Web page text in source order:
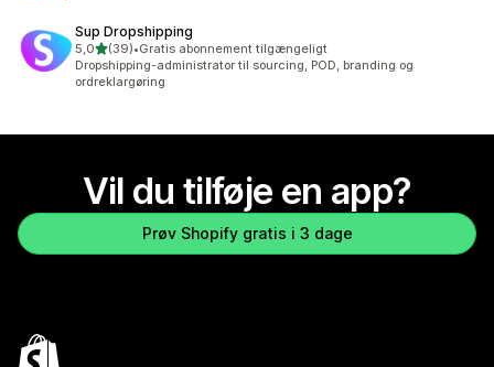
Sup Dropshipping
5,0ud af 5 stjerner
(39)
39 anmeldelser i alt
•Gratis abonnement tilgængeligt
Dropshipping-administrator til sourcing, POD, branding og
ordreklargøring
Vil du tilføje en app?
Prøv Shopify gratis i 3 dage